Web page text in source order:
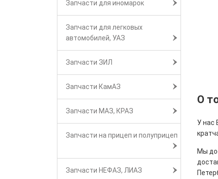
Запчасти для иномарок
Запчасти для легковых
автомобилей, УАЗ
Запчасти ЗИЛ
Запчасти КамАЗ
Запчасти МАЗ, КРАЗ
Запчасти на прицеп и полуприцеп
Запчасти НЕФАЗ, ЛИАЗ
О
У нас
Мы